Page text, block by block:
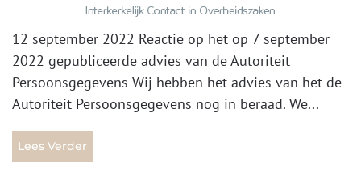
12 september 2022 Reactie op het op 7 september
2022 gepubliceerde advies van de Autoriteit
Persoonsgegevens Wij hebben het advies van het de
Autoriteit Persoonsgegevens nog in beraad. We...
Lees Verder